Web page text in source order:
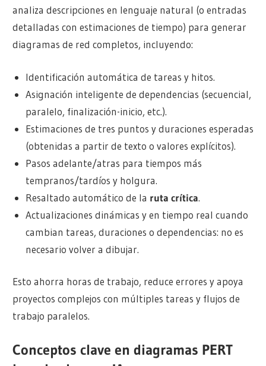
analiza descripciones en lenguaje natural (o entradas
detalladas con estimaciones de tiempo) para generar
diagramas de red completos, incluyendo:
Identificación automática de tareas y hitos.
Asignación inteligente de dependencias (secuencial,
paralelo, finalización-inicio, etc.).
Estimaciones de tres puntos y duraciones esperadas
(obtenidas a partir de texto o valores explícitos).
Pasos adelante/atras para tiempos más
tempranos/tardíos y holgura.
Resaltado automático de la ruta crítica.
Actualizaciones dinámicas y en tiempo real cuando
cambian tareas, duraciones o dependencias: no es
necesario volver a dibujar.
Esto ahorra horas de trabajo, reduce errores y apoya
proyectos complejos con múltiples tareas y flujos de
trabajo paralelos.
Conceptos clave en diagramas PERT